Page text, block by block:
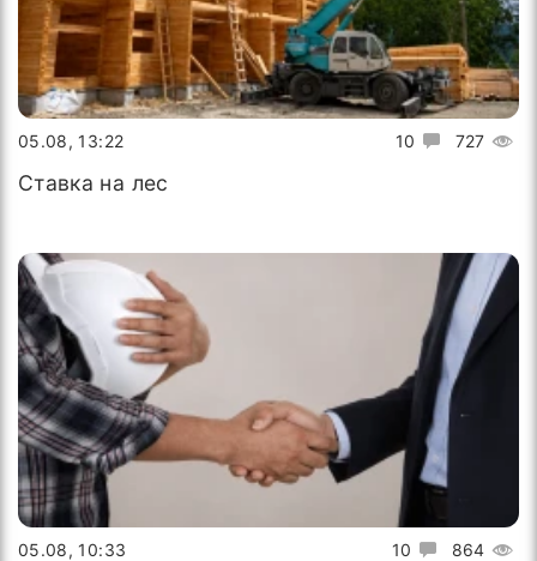
10 727
05.08, 13:22
Ставка на лес
10 864
05.08, 10:33